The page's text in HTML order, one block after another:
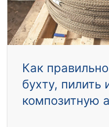
Как
бухту, пилить
композитную